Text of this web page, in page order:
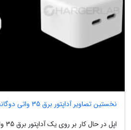
نخستین تصاویر آداپتور برق 35 واتی دوگانه اپل